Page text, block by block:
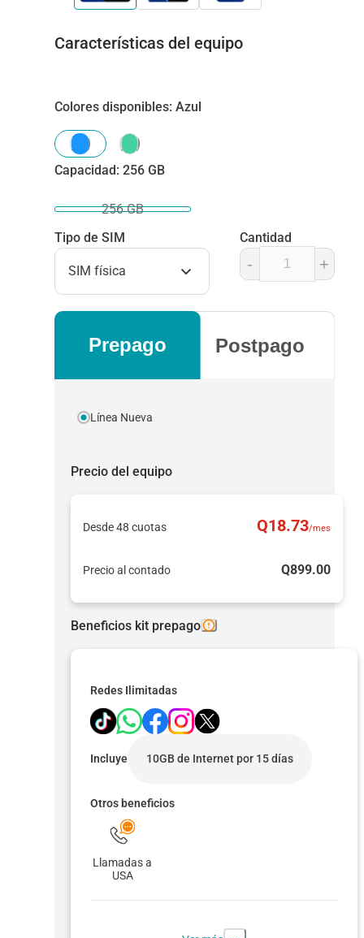
Características del equipo
Colores disponibles: Azul
Capacidad: 256 GB
256 GB
Tipo de SIM
SIM física
Cantidad
- +
Prepago Postpago
Línea Nueva
Precio del equipo
Desde 48 cuotas Q18.73/mes
Precio al contado Q899.00
Beneficios kit prepago
Redes Ilimitadas
Incluye 10GB de Internet por 15 días
Otros beneficios
Llamadas a
USA